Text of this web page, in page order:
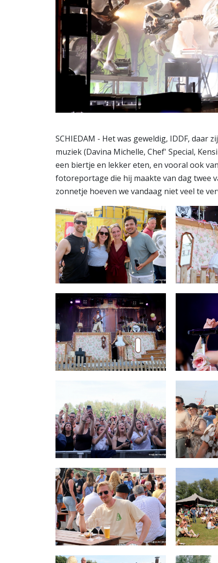
SCHIEDAM - Het was geweldig, IDDF, daar
muziek (Davina Michelle, Chef' Special,
een biertje en lekker eten, en vooral ook
fotoreportage die hij maakte van dag twee
zonnetje hoeven we vandaag niet veel te